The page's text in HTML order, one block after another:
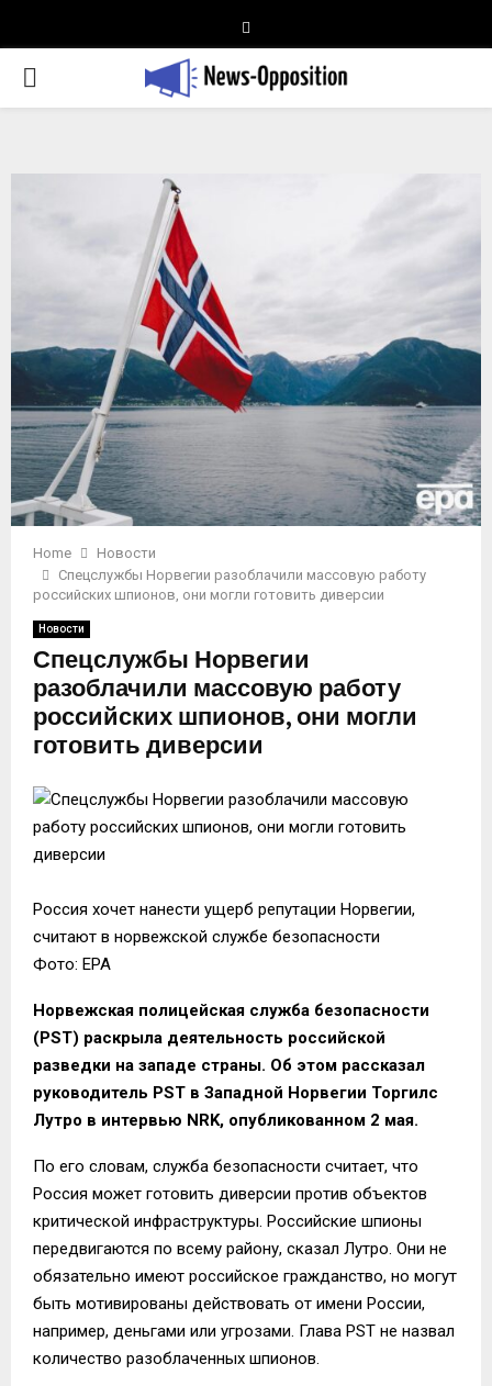
PRIMARY
Home
Новости
Спецслужбы Норвегии разоблачили массовую работу
российских шпионов, они могли готовить диверсии
Новости
Спецслужбы Норвегии
разоблачили массовую работу
российских шпионов, они могли
готовить диверсии
Россия хочет нанести ущерб репутации Норвегии,
считают в норвежской службе безопасности
Фото: EPA
Норвежская полицейская служба безопасности
(PST) раскрыла деятельность российской
разведки на западе страны. Об этом рассказал
руководитель PST в Западной Норвегии Торгилс
Лутро в интервью NRK, опубликованном 2 мая.
По его словам, служба безопасности считает, что
Россия может готовить диверсии против объектов
критической инфраструктуры. Российские шпионы
передвигаются по всему району, сказал Лутро. Они не
обязательно имеют российское гражданство, но могут
быть мотивированы действовать от имени России,
например, деньгами или угрозами. Глава PST не назвал
количество разоблаченных шпионов.